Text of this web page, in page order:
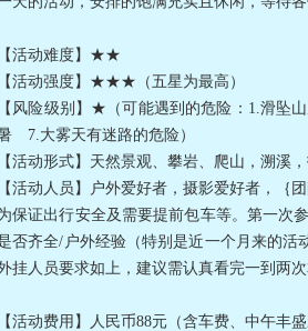
【活动难度】★★
【活动强度】★★★（五星为最高）
【风险级别】★（可能遇到的危险：1.滑坠
7.大雾天有迷路的危险）
【活动形式】天然景观、攀岩、爬山，溯溪
【活动人员】户外爱好者，摄影爱好者，｛
保证出行安全及需要提前包车等。第一次
否齐全/户外经验（特别是近一个月来的活
挂人员要求如上，建议需认真看完一到两
【活动费用】人民币88元（含车费、中午丰